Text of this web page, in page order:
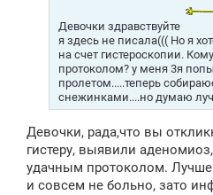
Девочки здравствуйте
я здесь не писала((( Но я
на счет гистероскопии.
протоколом? у меня 3я
пролетом.....теперь
снежинками....но думаю
Девочки, рада,что вы
гистеру, выявили
удачным протоколом. Лучше
и совсем не больно, зато